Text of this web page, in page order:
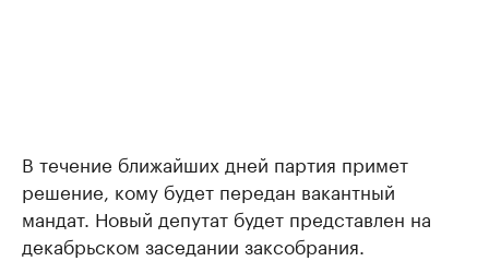
В течение ближайших дней партия примет
решение, кому будет передан вакантный
мандат. Новый депутат будет представлен на
декабрьском заседании заксобрания.